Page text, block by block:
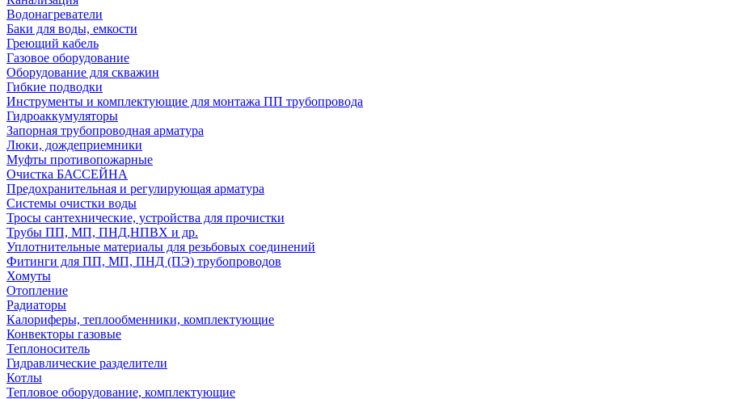
Водонагреватели
Баки для воды, емкости
Греющий кабель
Газовое оборудование
Оборудование для скважин
Гибкие подводки
Инструменты и комплектующие для монтажа ПП трубопровода
Гидроаккумуляторы
Запорная трубопроводная арматура
Люки, дождеприемники
Муфты противопожарные
Очистка БАССЕЙНА
Предохранительная и регулирующая арматура
Системы очистки воды
Тросы сантехнические, устройства для прочистки
Трубы ПП, МП, ПНД,НПВХ и др.
Уплотнительные материалы для резьбовых соединений
Фитинги для ПП, МП, ПНД (ПЭ) трубопроводов
Хомуты
Отопление
Радиаторы
Калориферы, теплообменники, комплектующие
Конвекторы газовые
Теплоноситель
Гидравлические разделители
Котлы
Тепловое оборудование, комплектующие